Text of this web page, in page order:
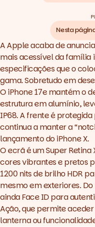
Nesta
A Apple acaba de
mais acessível da família
especificações que o
gama. Sobretudo em
O iPhone 17e mantém o
estrutura em alumínio,
IP68. A frente é
continua a manter a
lançamento do iPhone X.
O ecrã é um Super Retina
cores vibrantes e pretos
1200 nits de brilho HDR
mesmo em exteriores.
ainda Face ID para
Ação, que permite
lanterna ou